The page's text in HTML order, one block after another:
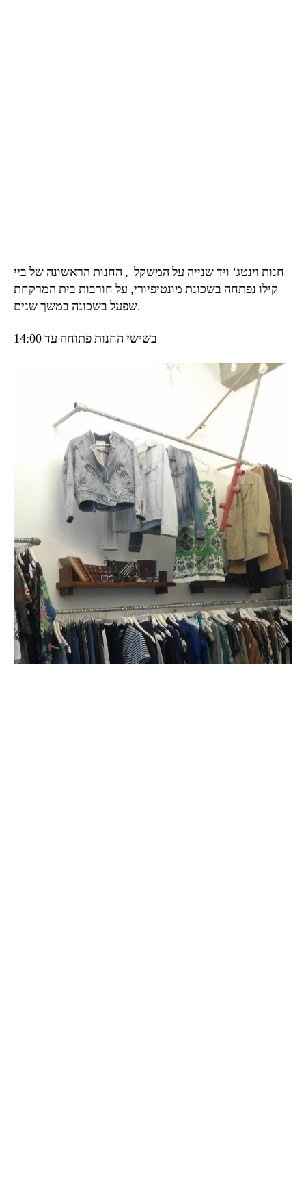
חנות וינטג’ ויד שנייה על המשקל , החנות הראשונה של ביי
קילו נפתחה בשכונת מונטיפיורי, על חורבות בית המרקחת
שפעל בשכונה במשך שנים.
בשישי החנות פתוחה עד 14:00